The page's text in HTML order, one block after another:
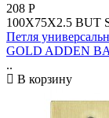
208 Р
100X75X2.5 BUT
Петля
GOLD ADDEN
..
В корзину